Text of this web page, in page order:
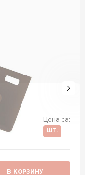
Цена за:
ШТ.
В КОРЗИНУ